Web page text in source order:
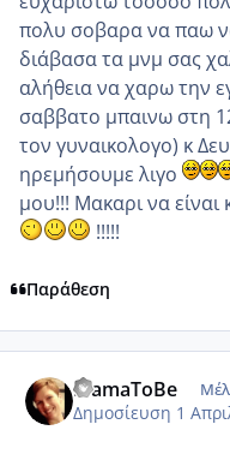
πολυ σοβαρα να παω
διάβασα τα μνμ σας
αλήθεια να χαρω την
σαββατο μπαινω στη
τον γυναικολογο) κ
ηρεμήσουμε λιγο
μου!!! Μακαρι να
!!!!!
Παράθεση
MamaToBe
Δημοσίευση 1